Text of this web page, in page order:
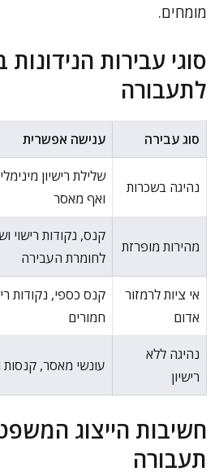
מומחים.
סוגי עבירות
לתעבורה
סוג עבירה ענישה אפשרית
נהיגה בשכרות
שלילת רישיון
ואף מאסר
מהירות מופרזת
קנס, נקודות רישוי
לחומרת העבירה
אי ציות לרמזור
אדום
קנס כספי, נקודות
חמורים
נהיגה ללא
רישיון
עונשי מאסר, קנסות
חשיבות הייצוג
תעבורה